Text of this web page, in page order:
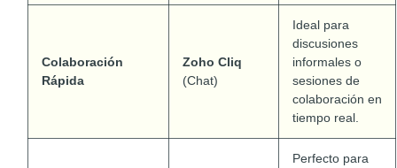
Colaboración
Rápida
Zoho Cliq
(Chat)
Ideal para
discusiones
informales o
sesiones de
colaboración en
tiempo real.
Perfecto para